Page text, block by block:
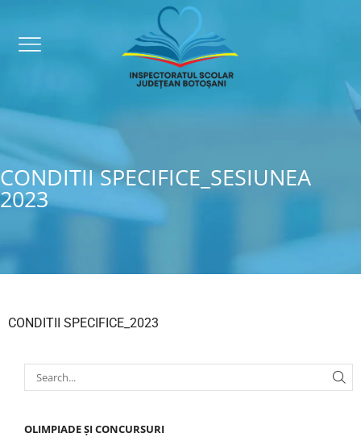
CONDITII SPECIFICE_SESIUNEA
2023
CONDITII SPECIFICE_2023
OLIMPIADE ȘI CONCURSURI